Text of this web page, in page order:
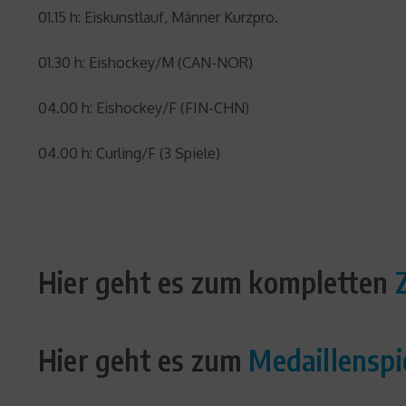
01.15 h: Eiskunstlauf, Männer Kurzpro.
01.30 h: Eishockey/M (CAN-NOR)
04.00 h: Eishockey/F (FIN-CHN)
04.00 h: Curling/F (3 Spiele)
Hier geht es zum kompletten
Hier geht es zum